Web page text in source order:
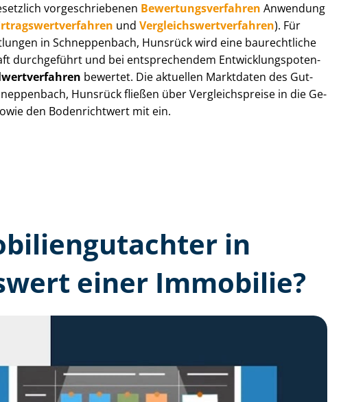
vor­ge­schrie­be­nen Be­wer­tungs­ver­fah­ren Anwendung
und Ver­gleichs­wert­ver­fah­ren). Für
in Schneppenbach, Hunsrück wird eine baurechtliche
durchgeführt und bei entsprechendem Ent­wick­lungs­po­ten­
bewertet. Die aktuellen Marktdaten des Gut­
Hunsrück fließen über Ver­gleichs­prei­se in die Ge­
den Bodenrichtwert mit ein.
in
einer Immobilie?